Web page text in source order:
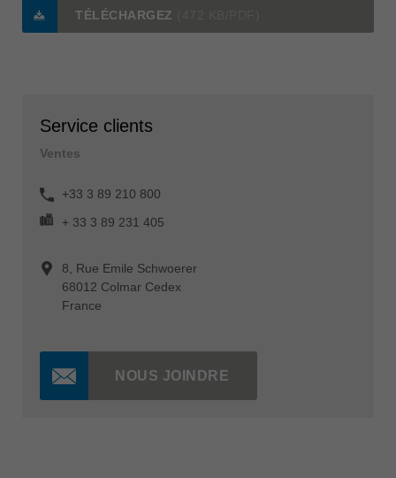
TÉLÉCHARGEZ
Service clients
Ventes
+33 3 89 210 800
+ 33 3 89 231 405
8, Rue Emile Schwoerer
68012 Colmar Cedex
France
NOUS JOINDRE